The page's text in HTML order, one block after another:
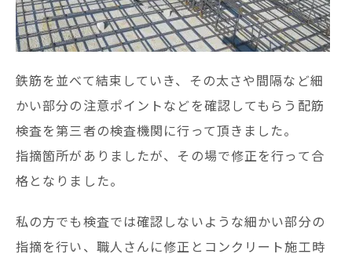
鉄筋を並べて結束していき、その太さや間隔など細
かい部分の注意ポイントなどを確認してもらう配筋
検査を第三者の検査機関に行って頂きました。
指摘箇所がありましたが、その場で修正を行って合
格となりました。
私の方でも検査では確認しないような細かい部分の
指摘を行い、職人さんに修正とコンクリート施工時